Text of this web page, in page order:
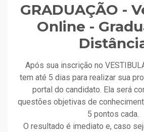
GRADUAÇÃO -
Online -
Após sua inscrição no
tem até 5 dias para realizar sua
portal do candidato. Ela será
questões objetivas de
5 pontos cada.
O resultado é imediato e, caso